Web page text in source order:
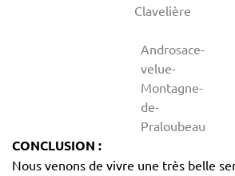
Clavelière
Androsace-
velue-
Montagne-
de-
Praloubeau
CONCLUSION :
Nous venons de vivre une très belle